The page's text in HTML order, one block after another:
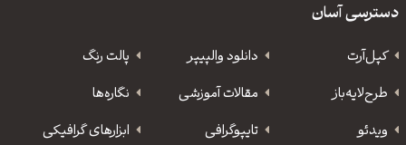
دسترسی آسان
کپل‌آرت دانلود‌ والپیپر
پالت رنگ
طرح‌لایه‌باز
مقالات آموزشی
نگاره‌ها
ویدئو
‌تایپوگرافی
ابزارهای گرافیکی